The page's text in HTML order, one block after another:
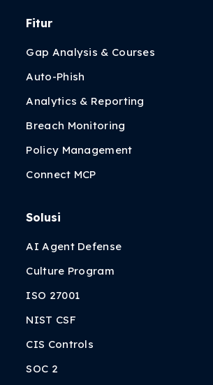
Fitur
Gap Analysis & Courses
Auto-Phish
Analytics & Reporting
Breach Monitoring
Policy Management
Connect MCP
Solusi
AI Agent Defense
Culture Program
ISO 27001
NIST CSF
CIS Controls
SOC 2